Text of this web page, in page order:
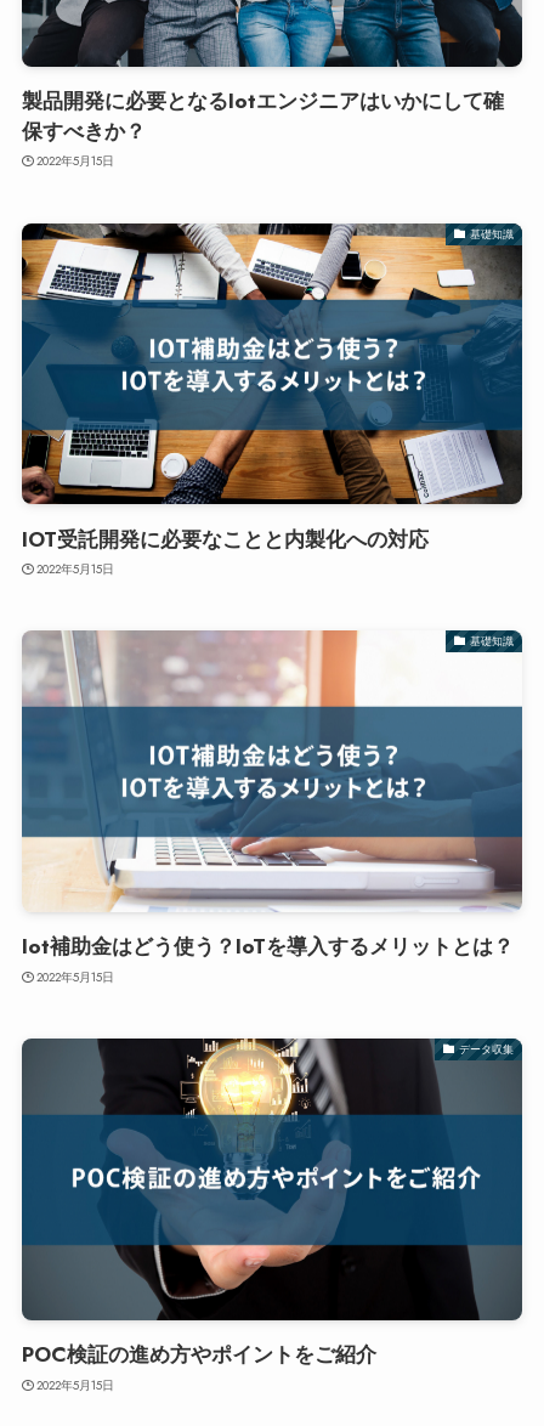
製品開発に必要となるIotエンジニアはいかにして確
保すべきか？
2022年5月15日
基礎知識
IOT受託開発に必要なことと内製化への対応
2022年5月15日
基礎知識
Iot補助金はどう使う？IoTを導入するメリットとは？
2022年5月15日
データ収集
POC検証の進め方やポイントをご紹介
2022年5月15日